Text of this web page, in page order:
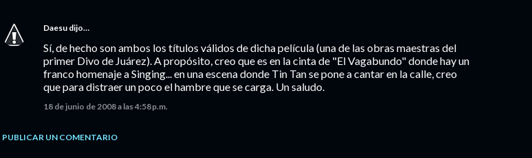
Daesu dijo…
Sí, de hecho son ambos los títulos válidos de dicha película (una de las obras maestras del
primer Divo de Juárez). A propósito, creo que es en la cinta de "El Vagabundo" donde hay un
franco homenaje a Singing... en una escena donde Tin Tan se pone a cantar en la calle, creo
que para distraer un poco el hambre que se carga. Un saludo.
18 de junio de 2008 a las 4:58 p.m.
PUBLICAR UN COMENTARIO